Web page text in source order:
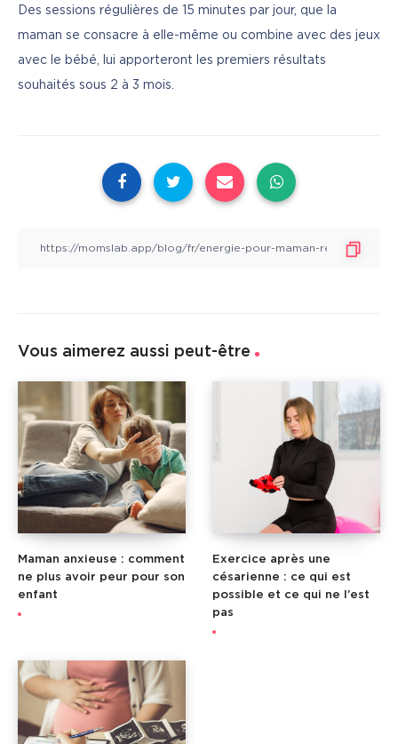
Des sessions régulières de 15 minutes par jour, que la
maman se consacre à elle-même ou combine avec des jeux
avec le bébé, lui apporteront les premiers résultats
souhaités sous 2 à 3 mois.
Vous aimerez aussi peut-être
Maman anxieuse : comment
ne plus avoir peur pour son
enfant
Exercice après une
césarienne : ce qui est
possible et ce qui ne l’est
pas